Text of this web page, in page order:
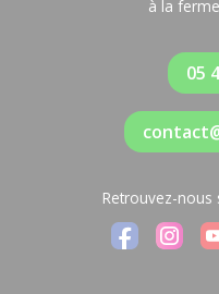
à la
05
Retrouvez-